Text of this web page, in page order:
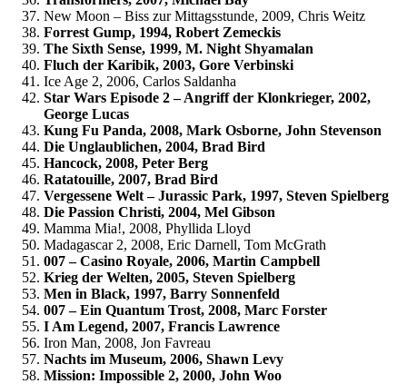
New Moon – Biss zur Mittagsstunde, 2009, Chris Weitz
Forrest Gump, 1994, Robert Zemeckis
The Sixth Sense, 1999, M. Night Shyamalan
Fluch der Karibik, 2003, Gore Verbinski
Ice Age 2, 2006, Carlos Saldanha
Star Wars Episode 2 – Angriff der Klonkrieger, 2002,
George Lucas
Kung Fu Panda, 2008, Mark Osborne, John Stevenson
Die Unglaublichen, 2004, Brad Bird
Hancock, 2008, Peter Berg
Ratatouille, 2007, Brad Bird
Vergessene Welt – Jurassic Park, 1997, Steven Spielberg
Die Passion Christi, 2004, Mel Gibson
Mamma Mia!, 2008, Phyllida Lloyd
Madagascar 2, 2008, Eric Darnell, Tom McGrath
007 – Casino Royale, 2006, Martin Campbell
Krieg der Welten, 2005, Steven Spielberg
Men in Black, 1997, Barry Sonnenfeld
007 – Ein Quantum Trost, 2008, Marc Forster
I Am Legend, 2007, Francis Lawrence
Iron Man, 2008, Jon Favreau
Nachts im Museum, 2006, Shawn Levy
Mission: Impossible 2, 2000, John Woo